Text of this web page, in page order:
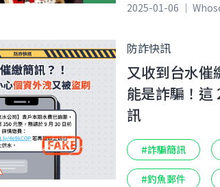
2025-01-06 ｜
防詐快訊
又收到台水催
能是詐騙！這
訊
#詐騙簡訊
#釣魚郵件